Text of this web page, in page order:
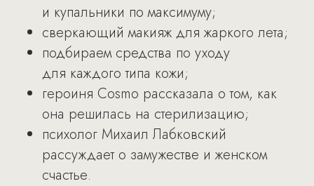
и купальники по максимуму;
сверкающий макияж для жаркого лета;
подбираем средства по уходу
для каждого типа кожи;
героиня Cosmo рассказала о том, как
она решилась на стерилизацию;
психолог Михаил Лабковский
рассуждает о замужестве и женском
счастье.